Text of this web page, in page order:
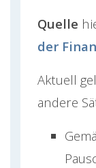
Quelle
der
Aktuell
andere